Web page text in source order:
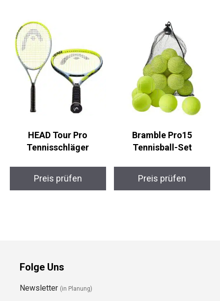
Preis prüfen Preis prüfen
HEAD Tour Pro
Tennisschläger
Bramble Pro15
Tennisball-Set